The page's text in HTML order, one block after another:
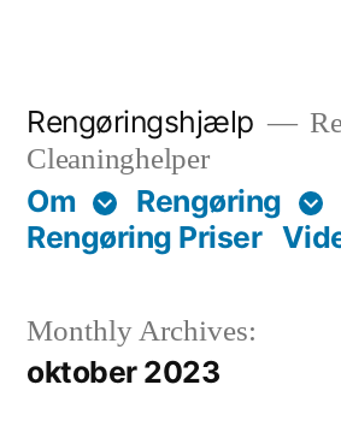
content
Rengøringshjælp
Cleaninghelper
Om
Rengøring
Rengøring Priser
Monthly Archives:
oktober 2023